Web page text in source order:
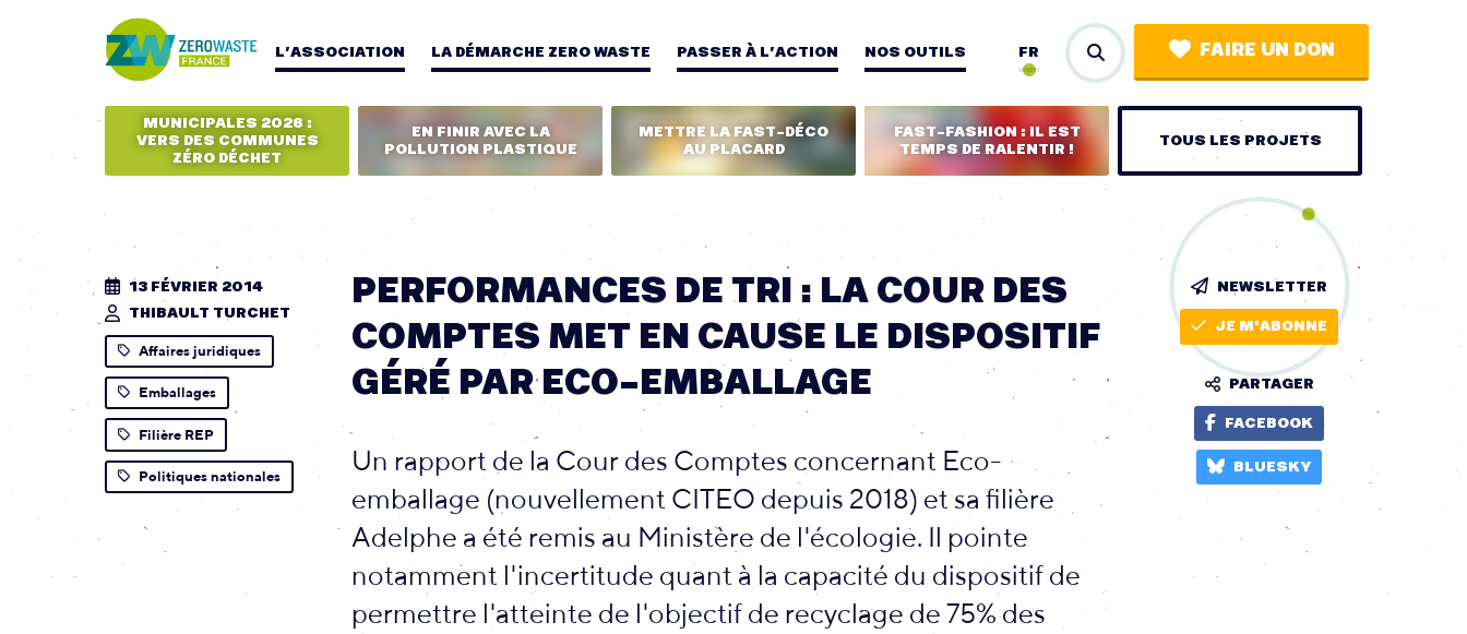
L’ASSOCIATION LA DÉMARCHE ZERO WASTE PASSER À L’ACTION NOS OUTILS FR FAIRE UN DON
MUNICIPALES 2026 :
VERS DES COMMUNES
ZÉRO DÉCHET
EN FINIR AVEC LA
POLLUTION PLASTIQUE
METTRE LA FAST-DÉCO
AU PLACARD
FAST-FASHION : IL EST
TEMPS DE RALENTIR !
TOUS LES PROJETS
13 FÉVRIER 2014
THIBAULT TURCHET
Affaires juridiques
Emballages
Filière REP
Politiques nationales
PERFORMANCES DE TRI : LA COUR DES
COMPTES MET EN CAUSE LE DISPOSITIF
GÉRÉ PAR ECO-EMBALLAGE
Un rapport de la Cour des Comptes concernant Eco-
emballage (nouvellement CITEO depuis 2018) et sa filière
Adelphe a été remis au Ministère de l'écologie. Il pointe
notamment l'incertitude quant à la capacité du dispositif de
permettre l'atteinte de l'objectif de recyclage de 75% des
NEWSLETTER
JE M'ABONNE
PARTAGER
FACEBOOK
BLUESKY